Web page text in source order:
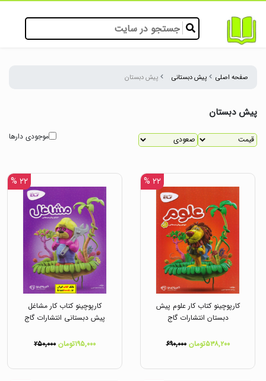
صفحه اصلی پیش دبستانی پیش دبستان
پیش دبستان
موجودی دارها
۲۲ %
کارپوچینو کتاب کار علوم پیش
دبستان انتشارات گاج
۵۳۸,۲۰۰تومان ۶۹۰,۰۰۰
۲۲ %
کارپوچینو کتاب کار مشاغل
پیش دبستانی انتشارات گاج
۱۹۵,۰۰۰تومان ۲۵۰,۰۰۰